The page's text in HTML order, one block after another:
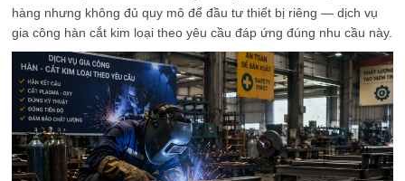
hàng nhưng không đủ quy mô để đầu tư thiết bị riêng — dịch vụ
gia công hàn cắt kim loại theo yêu cầu đáp ứng đúng nhu cầu này.